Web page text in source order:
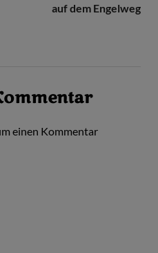
auf dem Engelweg
einen Kommentar